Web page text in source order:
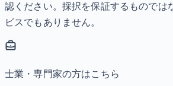
認ください。採択を保証するものでは
ビスでもありません。
士業・専門家の方はこちら